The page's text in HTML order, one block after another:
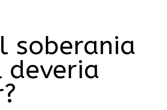
soberania
deveria